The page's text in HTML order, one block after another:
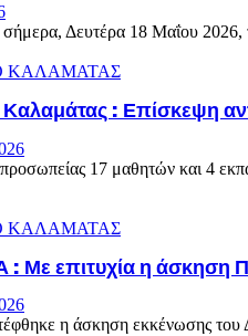
Δευτέρα 18 Μαΐου
ΚΑΛΑΜΑΤΑΣ
Καλαμάτας : Επίσκεψη
17 μαθητών και 4
ΚΑΛΑΜΑΤΑΣ
επιτυχία η άσκηση
η άσκηση εκκένωσης